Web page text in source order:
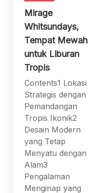
Mirage
Whitsundays,
Tempat Mewah
untuk Liburan
Tropis
Contents1 Lokasi
Strategis dengan
Pemandangan
Tropis Ikonik2
Desain Modern
yang Tetap
Menyatu dengan
Alam3
Pengalaman
Menginap yang